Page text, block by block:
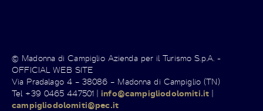
© Madonna di Campiglio Azienda per il Turismo S.p.A. -
OFFICIAL WEB SITE
Via Pradalago 4 – 38086 – Madonna di Campiglio (TN)
Tel +39 0465 447501 |info@campigliodolomiti.it |
campigliodolomiti@pec.it